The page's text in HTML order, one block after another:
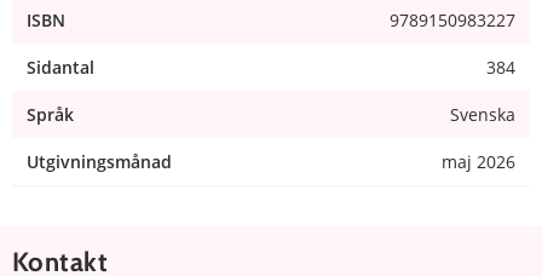
ISBN 9789150983227
Sidantal 384
Språk Svenska
Utgivningsmånad maj 2026
Kontakt